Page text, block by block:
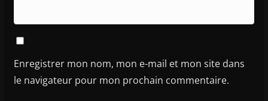
Enregistrer mon nom, mon e-mail et mon site dans
le navigateur pour mon prochain commentaire.